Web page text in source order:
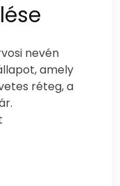
nevén
amely
réteg, a